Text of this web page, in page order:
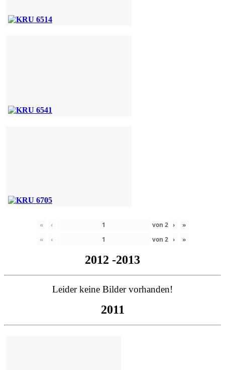
« ‹ von 2 ›
»
«
‹ von 2 › »
2012 -2013
Leider keine Bilder vorhanden!
2011